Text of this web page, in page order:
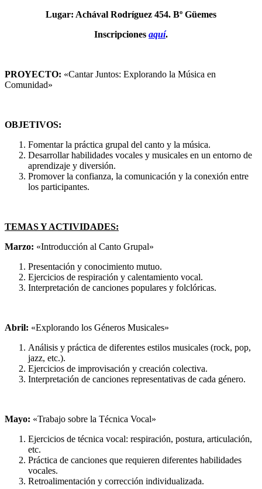
Lugar: Achával Rodríguez 454. Bº Güemes
Inscripciones aquí.
PROYECTO: «Cantar Juntos: Explorando la Música en
Comunidad»
OBJETIVOS:
Fomentar la práctica grupal del canto y la música.
Desarrollar habilidades vocales y musicales en un entorno de
aprendizaje y diversión.
Promover la confianza, la comunicación y la conexión entre
los participantes.
TEMAS Y ACTIVIDADES:
Marzo: «Introducción al Canto Grupal»
Presentación y conocimiento mutuo.
Ejercicios de respiración y calentamiento vocal.
Interpretación de canciones populares y folclóricas.
Abril: «Explorando los Géneros Musicales»
Análisis y práctica de diferentes estilos musicales (rock, pop,
jazz, etc.).
Ejercicios de improvisación y creación colectiva.
Interpretación de canciones representativas de cada género.
Mayo: «Trabajo sobre la Técnica Vocal»
Ejercicios de técnica vocal: respiración, postura, articulación,
etc.
Práctica de canciones que requieren diferentes habilidades
vocales.
Retroalimentación y corrección individualizada.